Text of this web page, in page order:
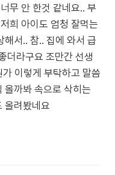
무 안 한것 같네요.. 부
희 아이도 엄청 잘먹는
해서.. 참.. 집에 와서 급
더라구요 조만간 선생
이렇게 부탁하고 말씀
올까봐 속으로 삭히는
올려봤네요